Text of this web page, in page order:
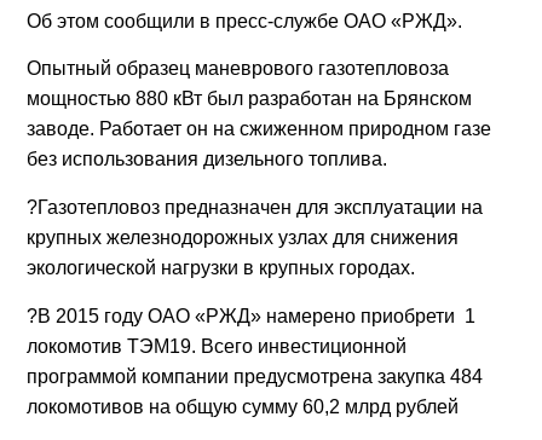
Об этом сообщили в пресс-службе ОАО «РЖД».
Опытный образец маневрового газотепловоза
мощностью 880 кВт был разработан на Брянском
заводе. Работает он на сжиженном природном газе
без использования дизельного топлива.
?Газотепловоз предназначен для эксплуатации на
крупных железнодорожных узлах для снижения
экологической нагрузки в крупных городах.
?В 2015 году ОАО «РЖД» намерено приобрети 1
локомотив ТЭМ19. Всего инвестиционной
программой компании предусмотрена закупка 484
локомотивов на общую сумму 60,2 млрд рублей